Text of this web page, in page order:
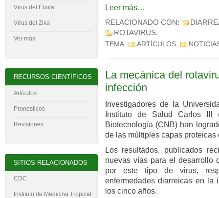
Leer más…
RELACIONADO CON:
ROTAVIRUS.
TEMA: ARTÍCULOS,
La mecánica del
infección
Investigadores de la
Instituto de Salud Carlos
Biotecnología (CNB) han
de las múltiples capas proteicas
Los resultados, publicados
nuevas vías para el desarrollo
por este tipo de virus,
enfermedades diarreicas en la
los cinco años.
Virus del Ébola
Virus del Zika
Ver más
RECURSOS CIENTÍFICOS
Artículos
Pronósticos
Revisiones
SITIOS RELACIONADOS
CDC
Instituto de Medicina Tropical